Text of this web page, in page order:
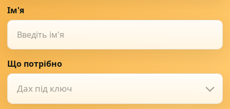
Ім'я
Що потрібно
Дах під ключ